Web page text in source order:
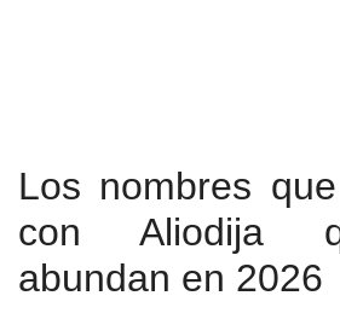
Los nombres
con Aliodija
abundan en 2026